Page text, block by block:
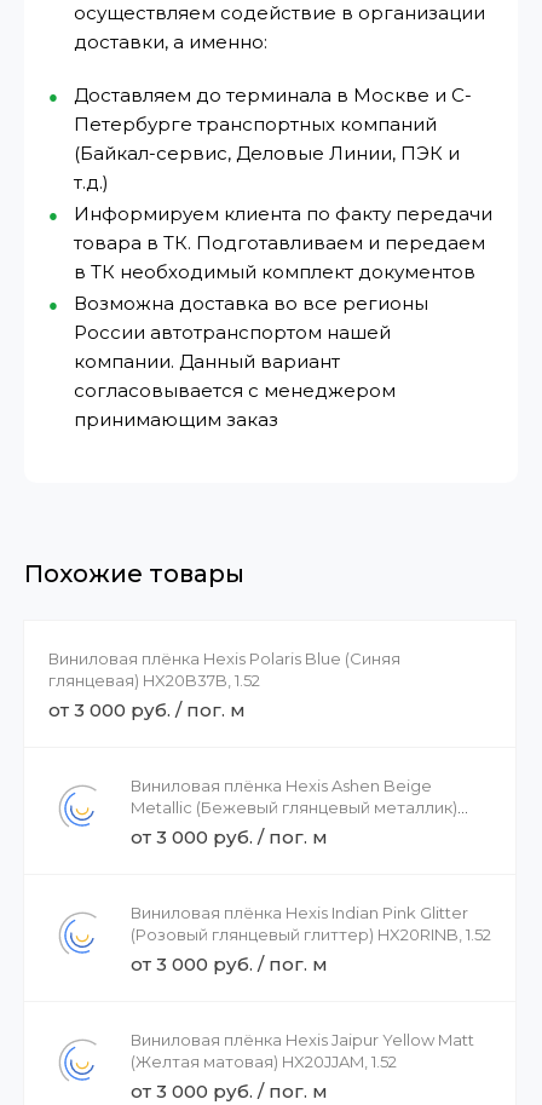
осуществляем содействие в организации
доставки, а именно:
Доставляем до терминала в Москве и С-
Петербурге транспортных компаний
(Байкал-сервис, Деловые Линии, ПЭК и
т.д.)
Информируем клиента по факту передачи
товара в ТК. Подготавливаем и передаем
в ТК необходимый комплект документов
Возможна доставка во все регионы
России автотранспортом нашей
компании. Данный вариант
согласовывается с менеджером
принимающим заказ
Похожие товары
Виниловая плёнка Hexis Polaris Blue (Синяя
глянцевая) HX20B37B, 1.52
от 3 000 руб. / пог. м
Виниловая плёнка Hexis Ashen Beige
Metallic (Бежевый глянцевый металлик)
HX20BCMB, 1.52
от 3 000 руб. / пог. м
Виниловая плёнка Hexis Indian Pink Glitter
(Розовый глянцевый глиттер) HX20RINB, 1.52
от 3 000 руб. / пог. м
Виниловая плёнка Hexis Jaipur Yellow Matt
(Желтая матовая) HX20JJAM, 1.52
от 3 000 руб. / пог. м